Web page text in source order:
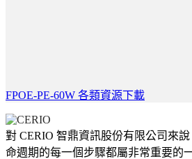
FPOE-PE-60W 各類資源下載
對 CERIO 智鼎資訊股份有限公司來
命週期的每一個步驟都屬非常重要的